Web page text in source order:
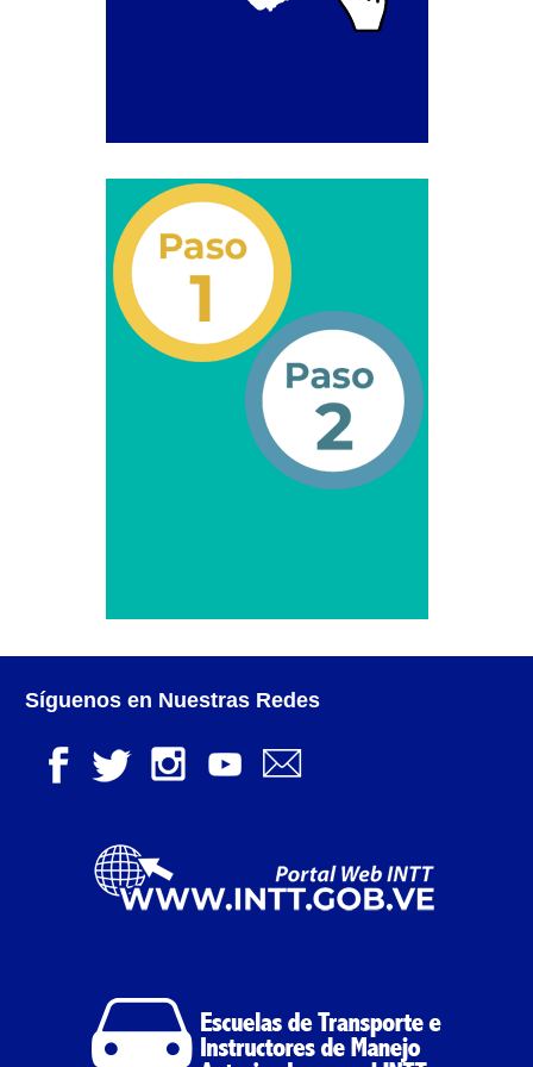
Servicio Conexo de Terminales Terrestres de
Otorgamiento de Licencia de Operaciones de Servicios
Conexos (Terminales Terrestres de Pasajeros)
Otorgamiento de Licencia de Operación para
Talleres Mecánicos a efectos de la Revisión Técnica de
Vehículos.
Servicios Conexos – Cultura del Transporte
Capacitación en Manejo Defensivo para
Empresas Privadas y Particulares (Cultura del
Transporte)
Servicios Conexos (Escuela del Transporte)
Otorgamiento de la Licencia de Operación del
Renovación y Modificación Escuela del
Síguenos en Nuestras Redes